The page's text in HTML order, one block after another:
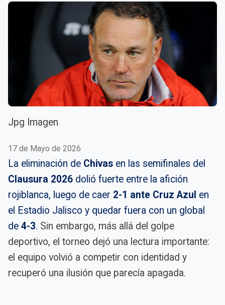
Jpg Imagen
17 de Mayo de 2026
La eliminación de Chivas en las semifinales del
Clausura 2026 dolió fuerte entre la afición
rojiblanca, luego de caer 2-1 ante Cruz Azul en
el Estadio Jalisco y quedar fuera con un global
de 4-3. Sin embargo, más allá del golpe
deportivo, el torneo dejó una lectura importante:
el equipo volvió a competir con identidad y
recuperó una ilusión que parecía apagada.